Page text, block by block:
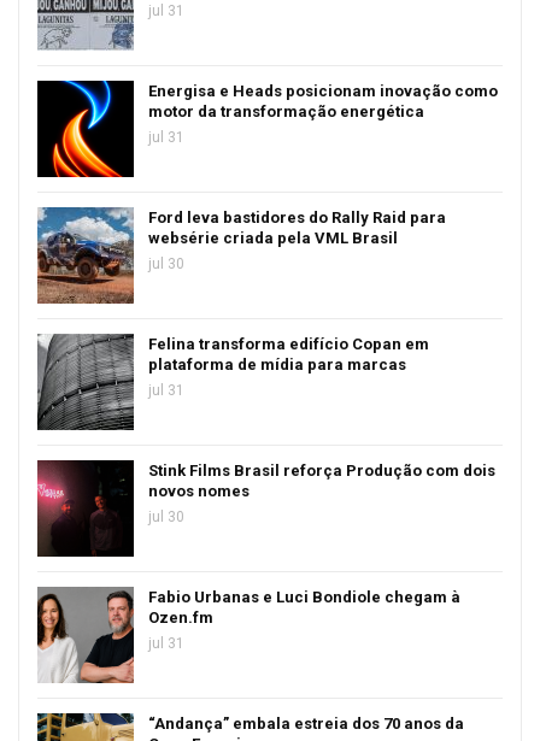
jul 31
Energisa e Heads posicionam inovação como
motor da transformação energética
jul 31
Ford leva bastidores do Rally Raid para
websérie criada pela VML Brasil
jul 30
Felina transforma edifício Copan em
plataforma de mídia para marcas
jul 31
Stink Films Brasil reforça Produção com dois
novos nomes
jul 30
Fabio Urbanas e Luci Bondiole chegam à
Ozen.fm
jul 31
“Andança” embala estreia dos 70 anos da